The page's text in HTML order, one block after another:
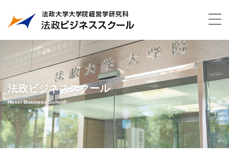
法政ビジネススクール
Hosei Business School